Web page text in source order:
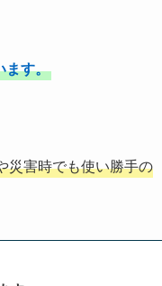
ます。
災害時でも使い勝手の